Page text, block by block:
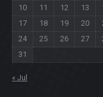
10
11 12 13
17
18 19 20
24
25 26 27
31
« Jul